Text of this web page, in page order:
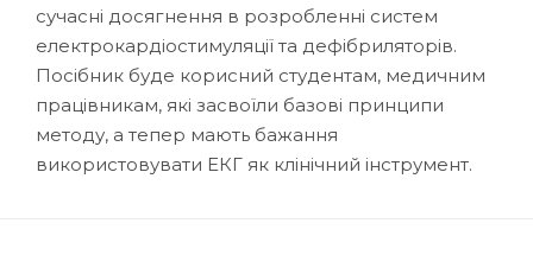
сучасні досягнення в розробленні систем
електрокардіостимуляції та дефібриляторів.
Посібник буде корисний студентам, медичним
працівникам, які засвоїли базові принципи
методу, а тепер мають бажання
використовувати ЕКГ як клінічний інструмент.